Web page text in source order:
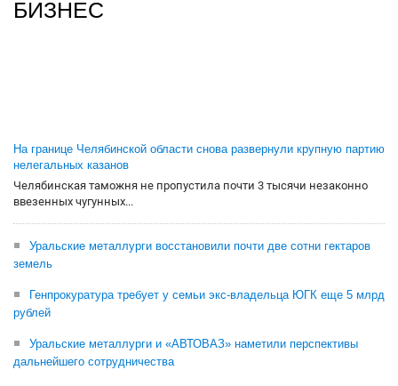
БИЗНЕС
На границе Челябинской области снова развернули крупную партию
нелегальных казанов
Челябинская таможня не пропустила почти 3 тысячи незаконно
ввезенных чугунных...
Уральские металлурги восстановили почти две сотни гектаров
земель
Генпрокуратура требует у семьи экс-владельца ЮГК еще 5 млрд
рублей
Уральские металлурги и «АВТОВАЗ» наметили перспективы
дальнейшего сотрудничества